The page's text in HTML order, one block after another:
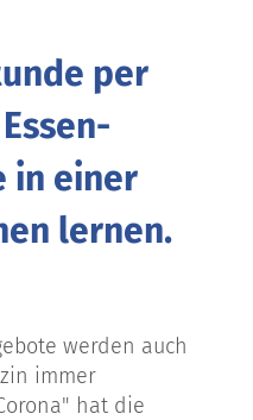
per
in einer
lernen.
werden auch
immer
hat die